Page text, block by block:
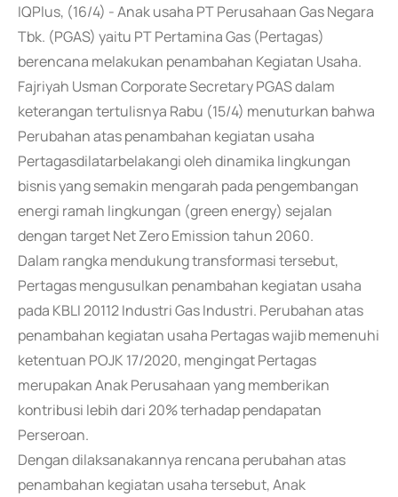
IQPlus, (16/4) - Anak usaha PT Perusahaan Gas Negara
Tbk. (PGAS) yaitu PT Pertamina Gas (Pertagas)
berencana melakukan penambahan Kegiatan Usaha.
Fajriyah Usman Corporate Secretary PGAS dalam
keterangan tertulisnya Rabu (15/4) menuturkan bahwa
Perubahan atas penambahan kegiatan usaha
Pertagasdilatarbelakangi oleh dinamika lingkungan
bisnis yang semakin mengarah pada pengembangan
energi ramah lingkungan (green energy) sejalan
dengan target Net Zero Emission tahun 2060.
Dalam rangka mendukung transformasi tersebut,
Pertagas mengusulkan penambahan kegiatan usaha
pada KBLI 20112 Industri Gas Industri. Perubahan atas
penambahan kegiatan usaha Pertagas wajib memenuhi
ketentuan POJK 17/2020, mengingat Pertagas
merupakan Anak Perusahaan yang memberikan
kontribusi lebih dari 20% terhadap pendapatan
Perseroan.
Dengan dilaksanakannya rencana perubahan atas
penambahan kegiatan usaha tersebut, Anak